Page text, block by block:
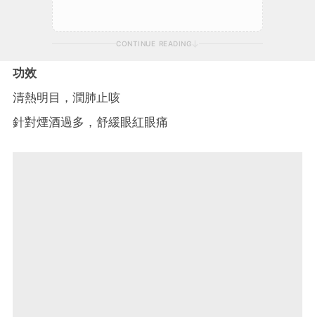
CONTINUE READING
功效
清熱明目，潤肺止咳
針對煙酒過多，舒緩眼紅眼痛